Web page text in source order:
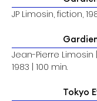
JP Limosin, fiction,
Jean-Pierre Limosin |
1983 | 100 min.
Tokyo